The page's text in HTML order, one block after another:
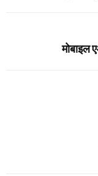
मोबाइल